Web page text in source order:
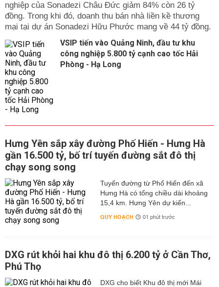
nghiệp của Sonadezi Châu Đức giảm 84% còn 26 tỷ
đồng. Trong khi đó, doanh thu bán nhà liền kề thương
mại tại dự án Sonadezi Hữu Phước mang về 44 tỷ đồng.
VSIP tiến vào Quảng Ninh, đầu tư khu
công nghiệp 5.800 tỷ cạnh cao tốc Hải
Phòng - Hạ Long
Hưng Yên sắp xây đường Phố Hiến - Hưng Hà
gần 16.500 tỷ, bố trí tuyến đường sắt đô thị
chạy song song
Tuyến đường từ Phố Hiến đến xã
Hưng Hà có tổng chiều dài khoảng
15,4 km. Hưng Yên dự kiến...
QUY HOẠCH 01 phút trước
DXG rút khỏi hai khu đô thị 6.200 tỷ ở Cần Thơ,
Phú Thọ
DXG cho biết Khu đô thị mới Mái